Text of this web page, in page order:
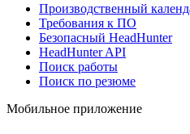
Производственный
Требования к ПО
Безопасный HeadHunter
HeadHunter API
Поиск работы
Поиск по резюме
Мобильное приложение